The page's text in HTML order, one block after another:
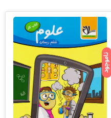
ناموجود